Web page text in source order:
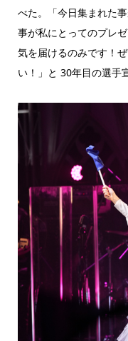
べた。「今日集まれた
事が私にとってのプレ
気を届けるのみです！
い！」と 30年目の選手